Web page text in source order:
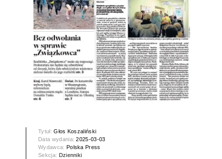
Tytuł:Głos Koszaliński
Data wydania:2025-03-03
Wydawca: Polska Press
Sekcja: Dzienniki